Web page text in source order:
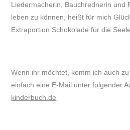
Liedermacherin, Bauchrednerin und
leben zu können, heißt für mich
Extraportion Schokolade für die
Wenn ihr möchtet, komm ich auch
einfach eine E-Mail unter folgender
kinderbuch.de